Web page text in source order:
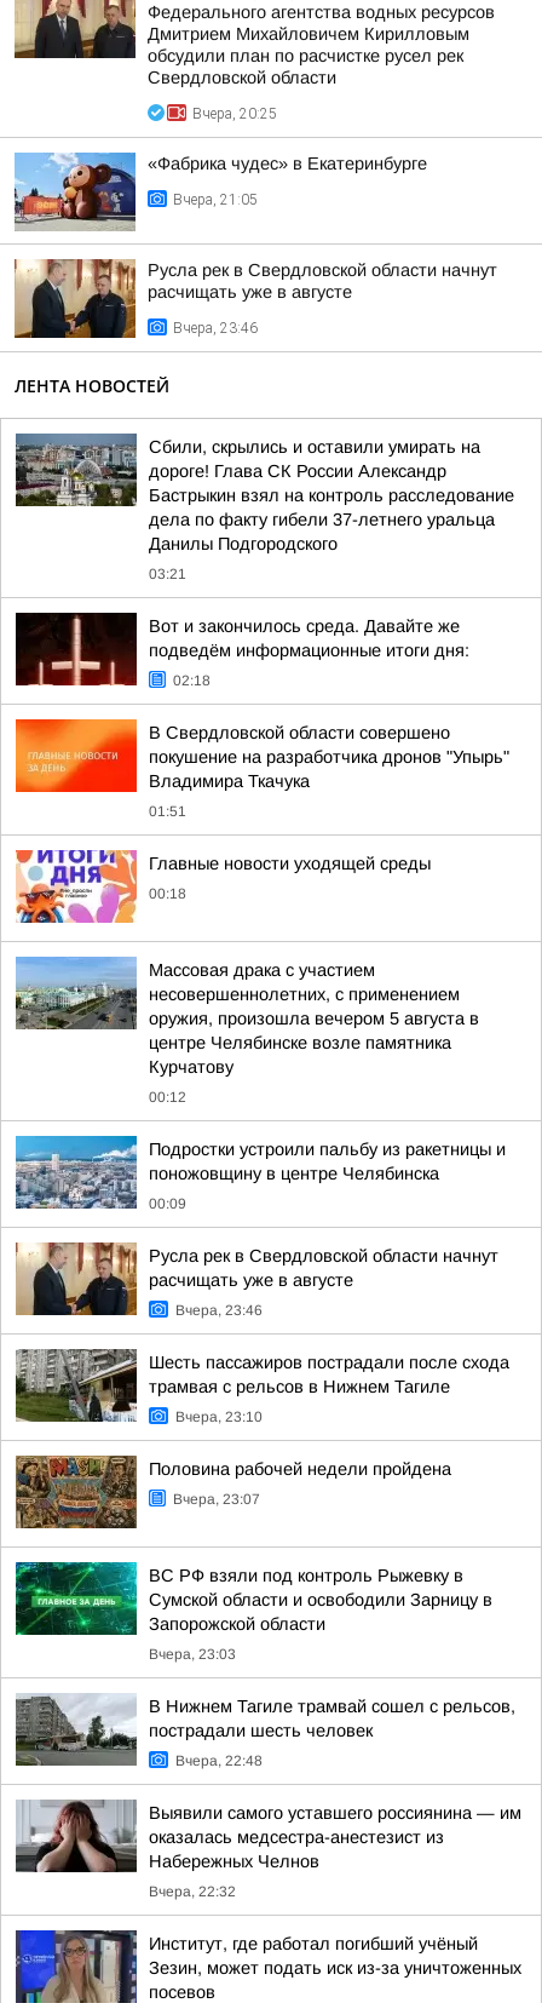
Федерального агентства водных ресурсов
Дмитрием Михайловичем Кирилловым
обсудили план по расчистке русел рек
Свердловской области
Вчера, 20:25
«Фабрика чудес» в Екатеринбурге
Вчера, 21:05
Русла рек в Свердловской области начнут
расчищать уже в августе
Вчера, 23:46
ЛЕНТА НОВОСТЕЙ
Сбили, скрылись и оставили умирать на
дороге! Глава СК России Александр
Бастрыкин взял на контроль расследование
дела по факту гибели 37-летнего уральца
Данилы Подгородского
03:21
Вот и закончилось среда. Давайте же
подведём информационные итоги дня:
02:18
В Свердловской области совершено
покушение на разработчика дронов "Упырь"
Владимира Ткачука
01:51
Главные новости уходящей среды
00:18
Массовая драка с участием
несовершеннолетних, с применением
оружия, произошла вечером 5 августа в
центре Челябинске возле памятника
Курчатову
00:12
Подростки устроили пальбу из ракетницы и
поножовщину в центре Челябинска
00:09
Русла рек в Свердловской области начнут
расчищать уже в августе
Вчера, 23:46
Шесть пассажиров пострадали после схода
трамвая с рельсов в Нижнем Тагиле
Вчера, 23:10
Половина рабочей недели пройдена
Вчера, 23:07
ВС РФ взяли под контроль Рыжевку в
Сумской области и освободили Зарницу в
Запорожской области
Вчера, 23:03
В Нижнем Тагиле трамвай сошел с рельсов,
пострадали шесть человек
Вчера, 22:48
Выявили самого уставшего россиянина — им
оказалась медсестра-анестезист из
Набережных Челнов
Вчера, 22:32
Институт, где работал погибший учёный
Зезин, может подать иск из-за уничтоженных
посевов